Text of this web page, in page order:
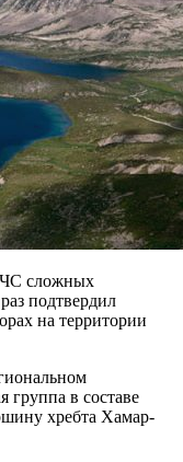
сложных
подтвердил
на территории
группа в составе
хребта Хамар-